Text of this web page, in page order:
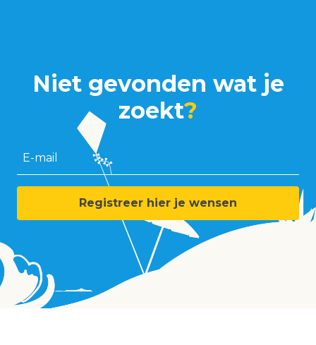
Niet gevonden wat je
zoekt?
E-mail
Registreer hier je wensen